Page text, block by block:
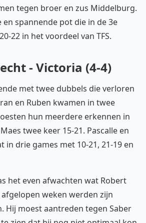
tegen broer en zus Middelburg.
spannende pot die in de 3e
22 in het voordeel van TFS.
- Victoria (4-4)
met twee dubbels die verloren
en Ruben kwamen in twee
hun meerdere erkennen in
twee keer 15-21. Pascalle en
in drie games met 10-21, 21-19 en
het even afwachten wat Robert
weken werden zijn
Hij moest aantreden tegen Saber